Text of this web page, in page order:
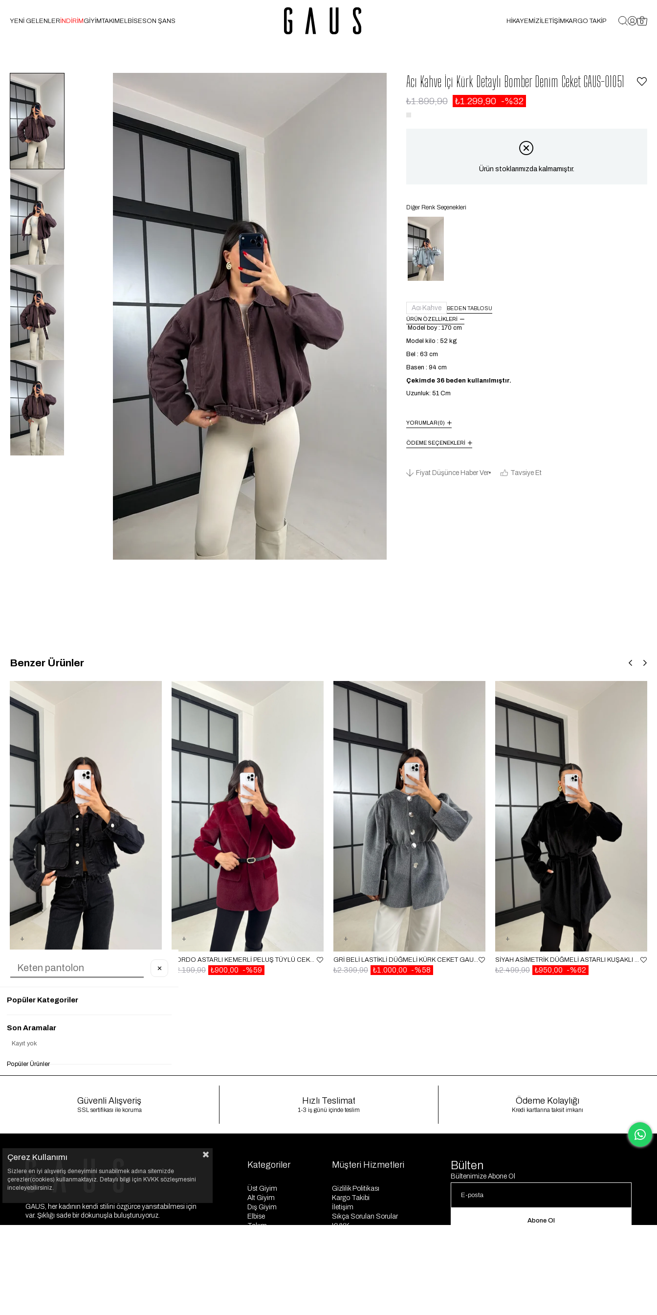
YENİ GELENLERİNDİRİMGİYİMTAKIMELBİSESON ŞANS HİKAYEMİZİLETİŞİMKARGO TAKİP 0
Acı Kahve İçi Kürk Detaylı Bomber Denim Ceket GAUS-01051
₺1.899,90 ₺1.299,90 32
Ürün stoklarımızda kalmamıştır.
Diğer Renk Seçenekleri
Tükendi
Acı Kahve
BEDEN TABLOSU
ÜRÜN ÖZELLIKLERI
Model boy : 170 cm
Model kilo : 52 kg
Bel : 63 cm
Basen : 94 cm
Çekimde 36 beden kullanılmıştır.
Uzunluk: 51 Cm
YORUMLAR(0)
ÖDEME SEÇENEKLERI
Fiyat Düşünce Haber Ver Tavsiye Et
Benzer Ürünler
₺550,00
₺1.399,90
BORDO ASTARLI KEMERLI PELUŞ TÜYLÜ CEKET GAUS-00131
%59
₺900,00
₺2.199,90
GRI BELI LASTIKLI DÜĞMELI KÜRK CEKET GAUS-00182
%58
₺1.000,00
₺2.399,90
SIYAH ASIMETRIK DÜĞMELI ASTARLI KUŞAKLI KAŞE CEKET GAUS-00474
%62
₺950,00
₺2.499,90
Güvenli Alışveriş
SSL sertifikası ile koruma
Hızlı Teslimat
1-3 iş günü içinde teslim
Ödeme Kolaylığı
Kredi kartlarına taksit imkanı
GAUS, her kadının kendi stilini özgürce yansıtabilmesi için
var. Şıklığı sade bir dokunuşla buluşturuyoruz.
Kategoriler
Üst Giyim
Alt Giyim
Dış Giyim
Elbise
Takım
Müşteri Hizmetleri
Gizlilik Politikası
Kargo Takibi
İletişim
Sıkça Sorulan Sorular
KVKK
Bülten
Bültenimize Abone Ol
Abone Ol
Çerez Kullanımı
Sizlere en iyi alışveriş deneyimini sunabilmek adına sitemizde
çerezler(cookies) kullanmaktayız. Detaylı bilgi için KVKK sözleşmesini
inceleyebilirsiniz.
✕
Popüler Kategoriler
Son Aramalar
Kayıt yok
Popüler Ürünler